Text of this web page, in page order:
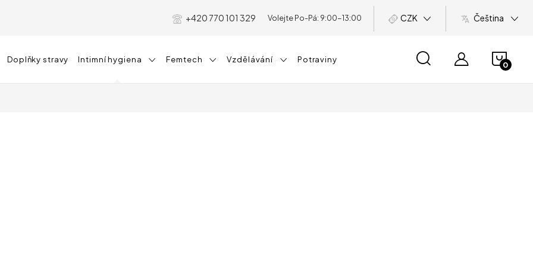
+420 770 101 329 CZK Čeština
Doplňky stravy Intimní hygiena Femtech Vzdělávání Potraviny